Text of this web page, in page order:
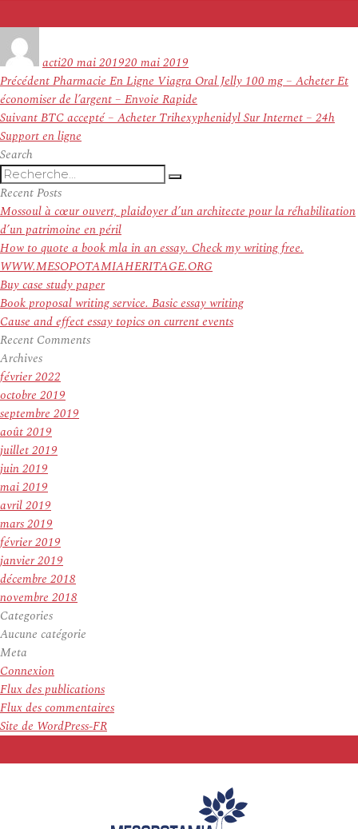
actile
20 mai 201920 mai 2019
Navigation
de
l’article
PrécédentArticle
précédent :
Pharmacie En Ligne Viagra Oral Jelly 100 mg – Acheter Et
économiser de l’argent – Envoie Rapide
SuivantArticle
suivant :
BTC accepté – Acheter Trihexyphenidyl Sur Internet – 24h
Support en ligne
Search
Recherche
pour
:
Recherche
Recent Posts
Mossoul à cœur ouvert, plaidoyer d’un architecte pour la réhabilitation
d’un patrimoine en péril
How to quote a book mla in an essay. Check my writing free.
WWW.MESOPOTAMIAHERITAGE.ORG
Buy case study paper
Book proposal writing service. Basic essay writing
Cause and effect essay topics on current events
Recent Comments
Archives
février 2022
octobre 2019
septembre 2019
août 2019
juillet 2019
juin 2019
mai 2019
avril 2019
mars 2019
février 2019
janvier 2019
décembre 2018
novembre 2018
Categories
Aucune catégorie
Meta
Connexion
Flux des publications
Flux des commentaires
Site de WordPress-FR